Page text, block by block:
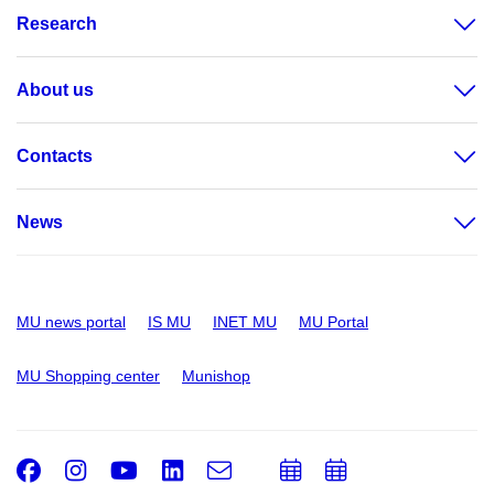
Research
About us
Contacts
News
MU news portal IS MU INET MU MU Portal
MU Shopping center Munishop
Facebook
Instagram
Youtube
LinkedIn
e-
AddAdd